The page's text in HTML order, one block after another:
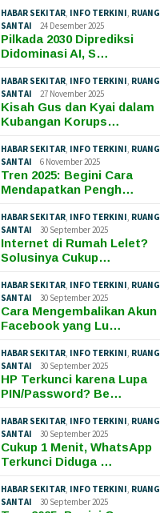
HABAR SEKITAR INFO TERKINI RUANG
SANTAI
24 Desember 2025
Pilkada 2030 Diprediksi
Didominasi AI, S…
HABAR SEKITAR INFO TERKINI RUANG
SANTAI
27 November 2025
Kisah Gus dan Kyai dalam
Kubangan Korups…
HABAR SEKITAR INFO TERKINI RUANG
SANTAI
6 November 2025
Tren 2025: Begini Cara
Mendapatkan Pengh…
HABAR SEKITAR INFO TERKINI RUANG
SANTAI
30 September 2025
Internet di Rumah Lelet?
Solusinya Cukup…
HABAR SEKITAR INFO TERKINI RUANG
SANTAI
30 September 2025
Cara Mengembalikan Akun
Facebook yang Lu…
HABAR SEKITAR INFO TERKINI RUANG
SANTAI
30 September 2025
HP Terkunci karena Lupa
PIN/Password? Be…
HABAR SEKITAR INFO TERKINI RUANG
SANTAI
30 September 2025
Cukup 1 Menit, WhatsApp
Terkunci Diduga …
HABAR SEKITAR INFO TERKINI RUANG
SANTAI
30 September 2025